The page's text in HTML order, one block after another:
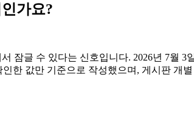
가요?
글 수 있다는 신호입니다. 2026년 7월 3
한 값만 기준으로 작성했으며, 게시판 개